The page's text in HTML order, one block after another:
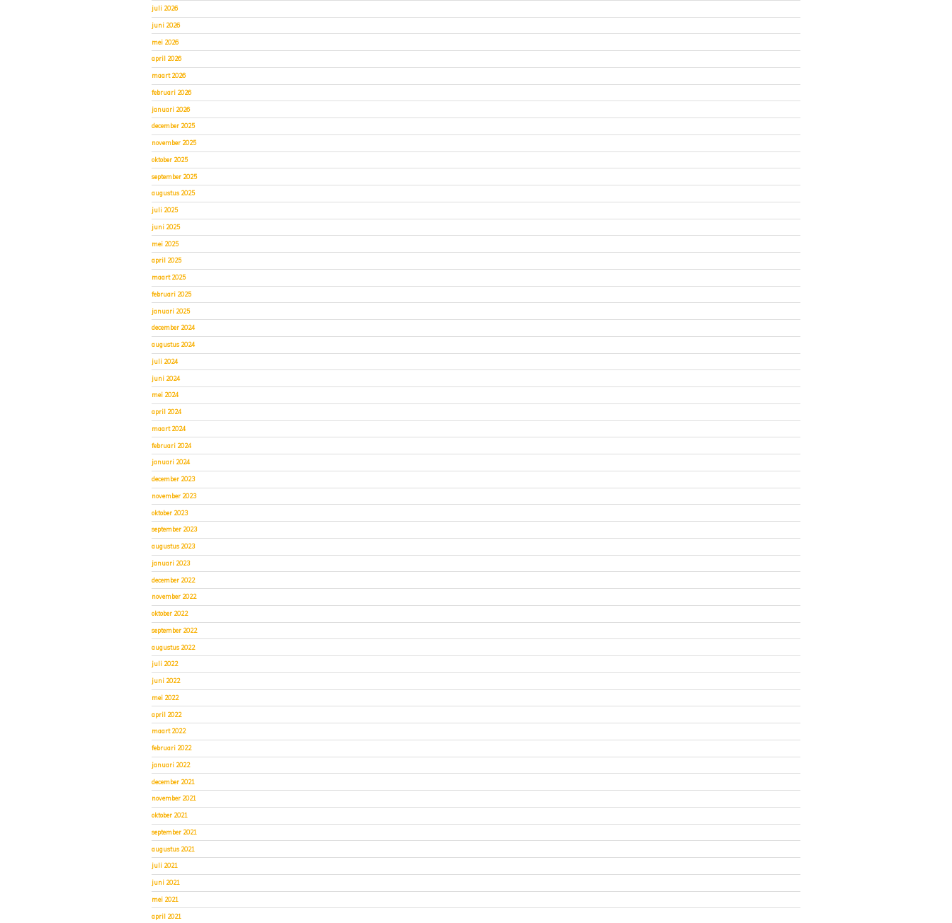
juli 2026
juni 2026
mei 2026
april 2026
maart 2026
februari 2026
januari 2026
december 2025
november 2025
oktober 2025
september 2025
augustus 2025
juli 2025
juni 2025
mei 2025
april 2025
maart 2025
februari 2025
januari 2025
december 2024
augustus 2024
juli 2024
juni 2024
mei 2024
april 2024
maart 2024
februari 2024
januari 2024
december 2023
november 2023
oktober 2023
september 2023
augustus 2023
januari 2023
december 2022
november 2022
oktober 2022
september 2022
augustus 2022
juli 2022
juni 2022
mei 2022
april 2022
maart 2022
februari 2022
januari 2022
december 2021
november 2021
oktober 2021
september 2021
augustus 2021
juli 2021
juni 2021
mei 2021
april 2021